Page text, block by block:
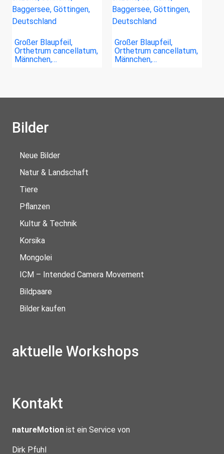
Großer Blaupfeil,
Orthetrum cancellatum,
Männchen,…
Großer Blaupfeil,
Orthetrum cancellatum,
Männchen,…
Bilder
Neue Bilder
Natur & Landschaft
Tiere
Pflanzen
Kultur & Technik
Korsika
Mongolei
ICM – Intended Camera Movement
Bildpaare
Bilder kaufen
aktuelle Workshops
Kontakt
natureMotion ist ein Service von
Dirk Pfuhl